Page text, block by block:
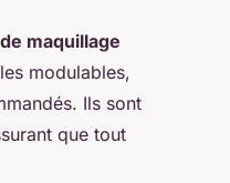
maquillage
modulables,
Ils sont
que tout